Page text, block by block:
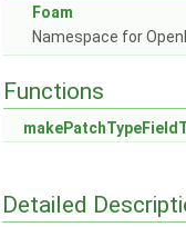
Foam
Namespace for
Functions
Detailed